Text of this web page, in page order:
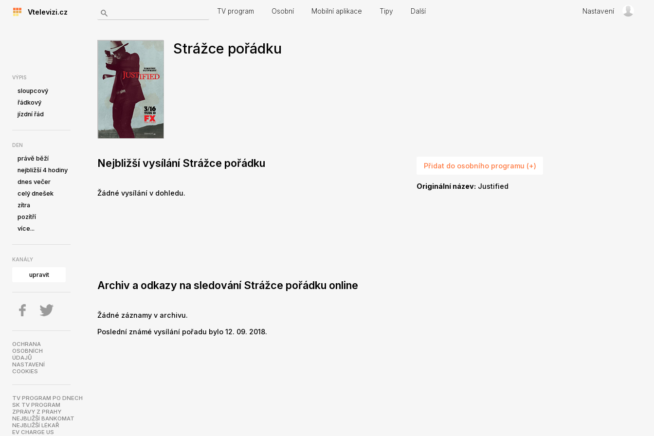
Vtelevizi.cz TV program Osobní Mobilní aplikace Tipy Další Nastavení
VÝPIS
sloupcový
řádkový
jízdní řád
DEN
právě běží
nejbližší 4 hodiny
dnes večer
celý dnešek
zítra
pozítří
více...
KANÁLY
upravit
OCHRANA
OSOBNÍCH
ÚDAJŮ
NASTAVENÍ
COOKIES
TV PROGRAM PO DNECH
SK TV PROGRAM
ZPRÁVY Z PRAHY
NEJBLIŽŠÍ BANKOMAT
NEJBLIŽŠÍ LÉKAŘ
EV CHARGE US
Strážce pořádku
Nejbližší vysílání Strážce pořádku
Žádné vysílání v dohledu.
Archiv a odkazy na sledování Strážce pořádku online
Žádné záznamy v archivu.
Poslední známé vysílání pořadu bylo 12. 09. 2018.
Přidat do osobního programu (+)
Originální název: Justified